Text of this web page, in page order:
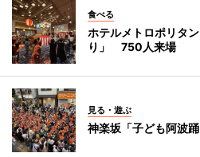
食べる
ホテルメトロポリタ
り」 750人来場
見る・遊ぶ
神楽坂「子ども阿波